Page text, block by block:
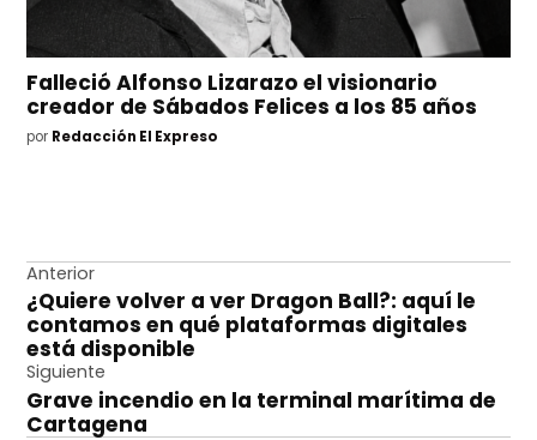
Falleció Alfonso Lizarazo el visionario
creador de Sábados Felices a los 85 años
por Redacción El Expreso
Navegación
de
entradas
Anterior
¿Quiere volver a ver Dragon Ball?: aquí le
contamos en qué plataformas digitales
está disponible
Siguiente
Grave incendio en la terminal marítima de
Cartagena